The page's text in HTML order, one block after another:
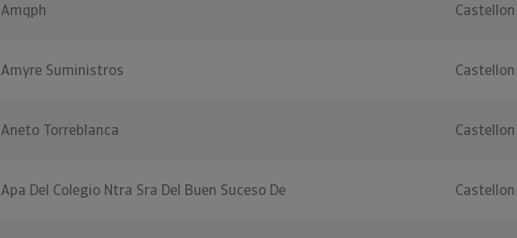
Amqph Castellon
Amyre Suministros Castellon
Aneto Torreblanca Castellon
Apa Del Colegio Ntra Sra Del Buen Suceso De Castellon